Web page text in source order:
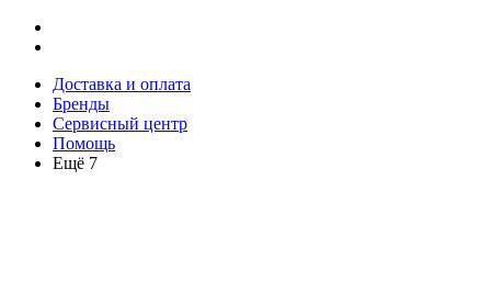
Доставка и оплата
Бренды
Сервисный центр
Помощь
Ещё 7